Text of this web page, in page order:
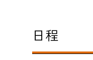
日程